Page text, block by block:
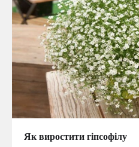
Як виростити гіпсофілу